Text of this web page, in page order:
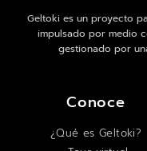
Geltoki es un proyecto
impulsado por medio
gestionado por
Conoce
¿Qué es Geltoki?